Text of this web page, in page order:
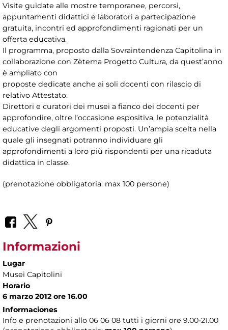
Visite guidate alle mostre temporanee, percorsi,
appuntamenti didattici e laboratori a partecipazione
gratuita, incontri ed approfondimenti ragionati per un
offerta educativa.
Il programma, proposto dalla Sovraintendenza Capitolina in
collaborazione con Zètema Progetto Cultura, da quest’anno
è ampliato con
proposte dedicate anche ai soli docenti con rilascio di
relativo Attestato.
Direttori e curatori dei musei a fianco dei docenti per
approfondire, oltre l’occasione espositiva, le potenzialità
educative degli argomenti proposti. Un’ampia scelta nella
quale gli insegnati potranno individuare gli
approfondimenti a loro più rispondenti per una ricaduta
didattica in classe.
(prenotazione obbligatoria: max 100 persone)
Informazioni
Lugar
Musei Capitolini
Horario
6 marzo 2012 ore 16.00
Informaciones
Info e prenotazioni allo 06 06 08 tutti i giorni ore 9.00-21.00